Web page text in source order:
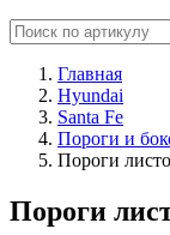
Главная
Hyundai
Santa Fe
Пороги и
Пороги
Пороги